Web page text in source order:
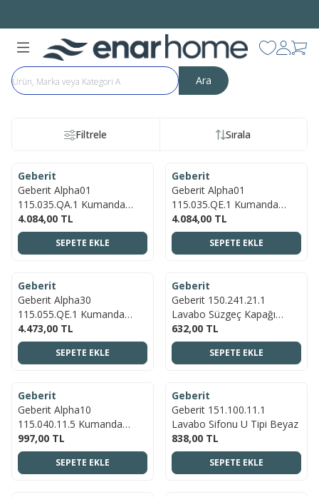
Ara
Favorilerim
Filtrele Sırala
YENI
Geberit
Geberit Alpha01
115.035.QA.1 Kumanda
Kapağı - Çift Basmalı -
Bronz
4.084,00 TL
SEPETE EKLE
YENI
Geberit
Geberit Alpha01
115.035.QE.1 Kumanda
Kapağı - Çift Basmalı -
Pirinç
4.084,00 TL
SEPETE EKLE
YENI
ÜCRETSIZ KARGO
Geberit
Geberit Alpha30
115.055.QE.1 Kumanda
Paneli, Çift Basmalı, Pirinç
4.473,00 TL
SEPETE EKLE
YENI
ÜCRETSIZ KARGO
Geberit
Geberit 150.241.21.1
Lavabo Süzgeç Kapağı
Parlak-Krom
632,00 TL
SEPETE EKLE
YENI
ÜCRETSIZ KARGO
Geberit
Geberit Alpha10
115.040.11.5 Kumanda
Kapağı - Çift Basmalı -
Beyaz
997,00 TL
SEPETE EKLE
YENI
ÜCRETSIZ KARGO
Geberit
Geberit 151.100.11.1
Lavabo Sifonu U Tipi Beyaz
838,00 TL
SEPETE EKLE
ÜCRETSIZ KARGO ÜCRETSIZ KARGO